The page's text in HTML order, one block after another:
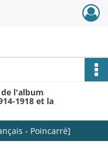
l'album
1918 et la
- Poincarré]